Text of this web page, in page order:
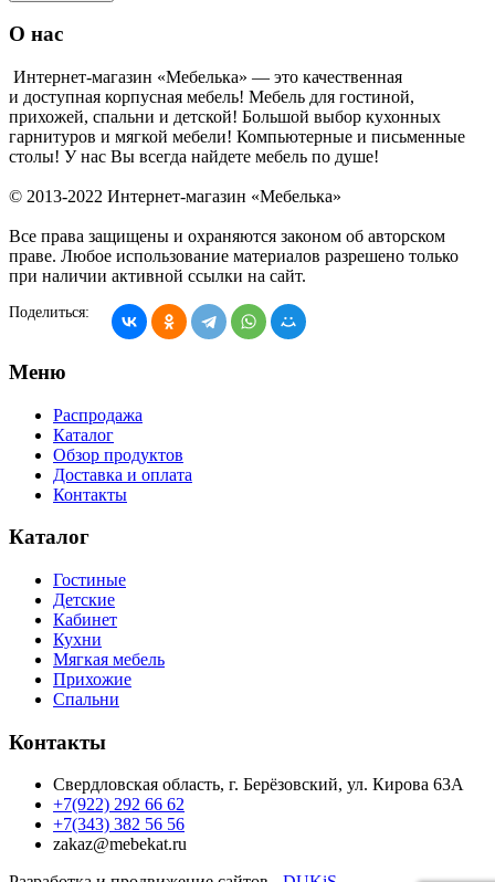
О нас
Интернет-магазин «Мебелька» — это качественная
и доступная корпусная мебель! Мебель для гостиной,
прихожей, спальни и детской! Большой выбор кухонных
гарнитуров и мягкой мебели! Компьютерные и письменные
столы! У нас Вы всегда найдете мебель по душе!
© 2013-2022 Интернет-магазин «Мебелька»
Все права защищены и охраняются законом об авторском
праве. Любое использование материалов разрешено только
при наличии активной ссылки на сайт.
Поделиться:
Меню
Распродажа
Каталог
Обзор продуктов
Доставка и оплата
Контакты
Каталог
Гостиные
Детские
Кабинет
Кухни
Мягкая мебель
Прихожие
Спальни
Контакты
Свердловская область, г. Берёзовский, ул. Кирова 63А
+7(922) 292 66 62
+7(343) 382 56 56
zakaz@mebekat.ru